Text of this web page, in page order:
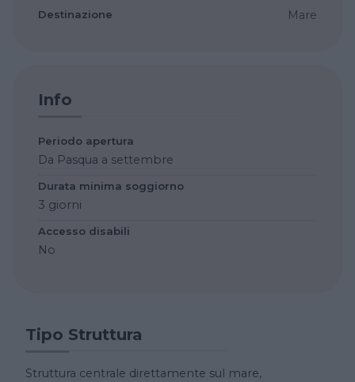
Destinazione Mare
Info
Periodo apertura
Da Pasqua a settembre
Durata minima soggiorno
3 giorni
Accesso disabili
No
Tipo Struttura
Struttura centrale direttamente sul mare,